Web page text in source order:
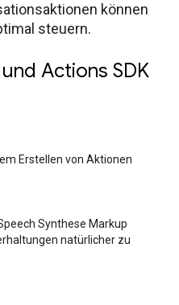
können
steuern.
Actions SDK
Erstellen von Aktionen
Synthese Markup
natürlicher zu